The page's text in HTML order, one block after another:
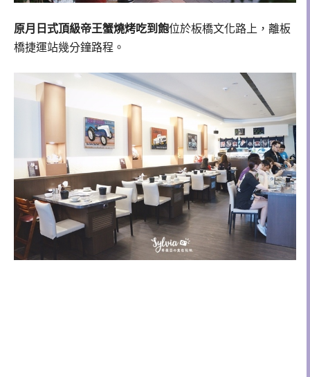
原月日式頂級帝王蟹燒烤吃到飽位於板橋文化路上，離板
橋捷運站幾分鐘路程。